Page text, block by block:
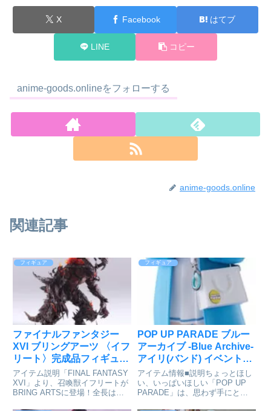
X Facebook はてブ
LINE コピー
anime-goods.onlineをフォローする
anime-goods.online
関連記事
フィギュア
ファイナルファンタジー
XVI ブリングアーツ 〈イフ
リート〉完成品フィギュア
が予約受付開始
アイテム説明「FINAL FANTASY
XVI」より、召喚獣イフリートが
BRING ARTSに登場！全長は約
フィギュア
POP UP PARADE ブルー
アーカイブ -Blue Archive-
アイリ(バンド) イベント
KV Ver. 完成品フィギュア
[グッドスマイルカンパニ
ー]が予約受付中
アイテム情報■説明ちょっとほし
い、いっぱいほしい「POP UP
PARADE」は、思わず手にとっ